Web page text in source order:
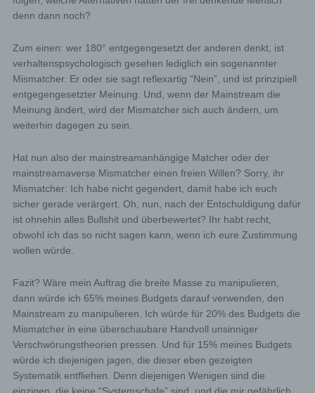
denn dann noch?
Zum einen: wer 180° entgegengesetzt der anderen denkt, ist
verhaltenspsychologisch gesehen lediglich ein sogenannter
Mismatcher. Er oder sie sagt reflexartig “Nein”, und ist prinzipiell
entgegengesetzter Meinung. Und, wenn der Mainstream die
Meinung ändert, wird der Mismatcher sich auch ändern, um
weiterhin dagegen zu sein.
Hat nun also der mainstreamanhängige Matcher oder der
mainstreamaverse Mismatcher einen freien Willen? Sorry, ihr
Mismatcher: Ich habe nicht gegendert, damit habe ich euch
sicher gerade verärgert. Oh, nun, nach der Entschuldigung dafür
ist ohnehin alles Bullshit und überbewertet? Ihr habt recht,
obwohl ich das so nicht sagen kann, wenn ich eure Zustimmung
wollen würde.
Fazit? Wäre mein Auftrag die breite Masse zu manipulieren,
dann würde ich 65% meines Budgets darauf verwenden, den
Mainstream zu manipulieren. Ich würde für 20% des Budgets die
Mismatcher in eine überschaubare Handvoll unsinniger
Verschwörungstheorien pressen. Und für 15% meines Budgets
würde ich diejenigen jagen, die dieser eben gezeigten
Systematik entfliehen. Denn diejenigen Wenigen sind die